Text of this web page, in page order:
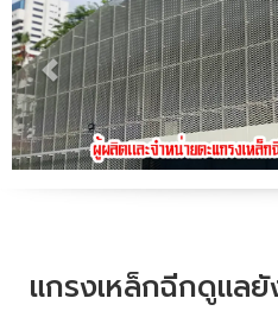
แกรงเหล็กฉีกดูแลยั